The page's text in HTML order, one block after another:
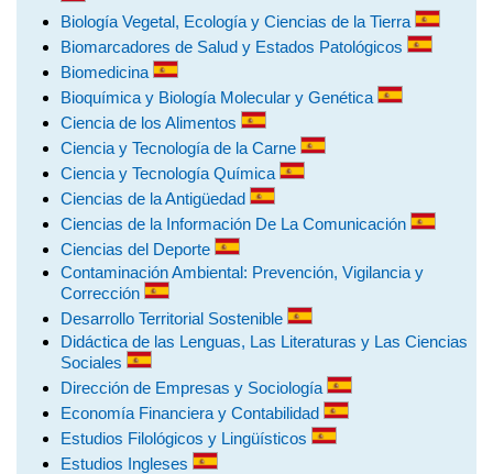
Biología Vegetal, Ecología y Ciencias de la Tierra
Biomarcadores de Salud y Estados Patológicos
Biomedicina
Bioquímica y Biología Molecular y Genética
Ciencia de los Alimentos
Ciencia y Tecnología de la Carne
Ciencia y Tecnología Química
Ciencias de la Antigüedad
Ciencias de la Información De La Comunicación
Ciencias del Deporte
Contaminación Ambiental: Prevención, Vigilancia y
Corrección
Desarrollo Territorial Sostenible
Didáctica de las Lenguas, Las Literaturas y Las Ciencias
Sociales
Dirección de Empresas y Sociología
Economía Financiera y Contabilidad
Estudios Filológicos y Lingüísticos
Estudios Ingleses